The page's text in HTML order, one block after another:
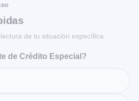
de tu situación específica.
de Crédito Especial?